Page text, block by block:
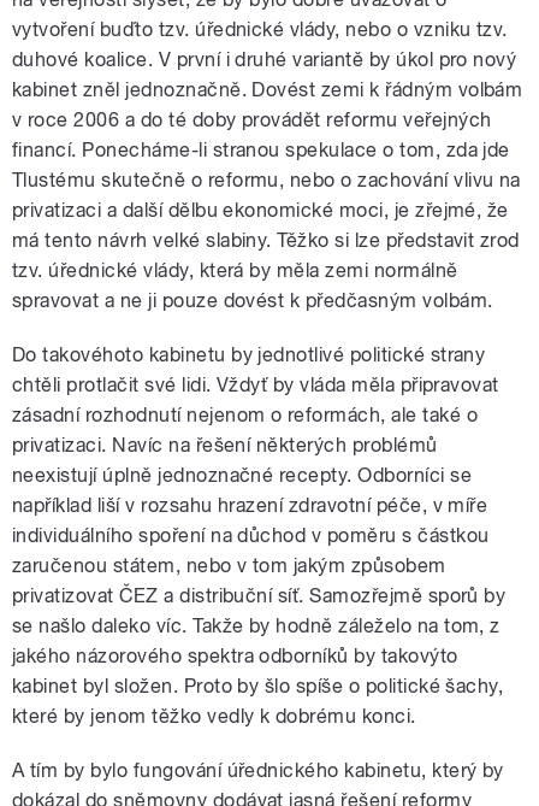
vytvoření buďto tzv. úřednické vlády, nebo o vzniku tzv.
duhové koalice. V první i druhé variantě by úkol pro nový
kabinet zněl jednoznačně. Dovést zemi k řádným volbám
v roce 2006 a do té doby provádět reformu veřejných
financí. Ponecháme-li stranou spekulace o tom, zda jde
Tlustému skutečně o reformu, nebo o zachování vlivu na
privatizaci a další dělbu ekonomické moci, je zřejmé, že
má tento návrh velké slabiny. Těžko si lze představit zrod
tzv. úřednické vlády, která by měla zemi normálně
spravovat a ne ji pouze dovést k předčasným volbám.
Do takovéhoto kabinetu by jednotlivé politické strany
chtěli protlačit své lidi. Vždyť by vláda měla připravovat
zásadní rozhodnutí nejenom o reformách, ale také o
privatizaci. Navíc na řešení některých problémů
neexistují úplně jednoznačné recepty. Odborníci se
například liší v rozsahu hrazení zdravotní péče, v míře
individuálního spoření na důchod v poměru s částkou
zaručenou státem, nebo v tom jakým způsobem
privatizovat ČEZ a distribuční síť. Samozřejmě sporů by
se našlo daleko víc. Takže by hodně záleželo na tom, z
jakého názorového spektra odborníků by takovýto
kabinet byl složen. Proto by šlo spíše o politické šachy,
které by jenom těžko vedly k dobrému konci.
A tím by bylo fungování úřednického kabinetu, který by
dokázal do sněmovny dodávat jasná řešení reformy